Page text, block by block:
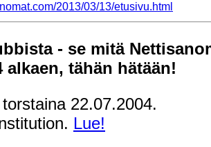
2013/03/13/etusivu.html
- se mitä
alkaen, tähän hätään!
22.07.2004.
Lue!